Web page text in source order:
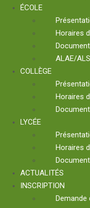
ÉCOLE
Horaires
ALAE/
COLLÈGE
Horaires
LYCÉE
Horaires
ACTUALITÉS
INSCRIPTION
Demande